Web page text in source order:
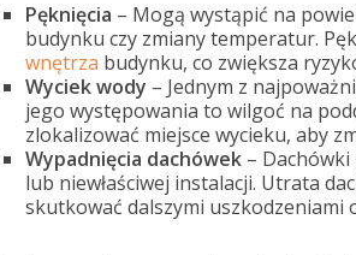
Pęknięcia – Mogą wystąpić na
budynku czy zmiany temperatur.
wnętrza budynku, co zwiększa
Wyciek wody – Jednym z
jego występowania to wilgoć na
zlokalizować miejsce wycieku, aby
Wypadnięcia dachówek –
lub niewłaściwej instalacji. Utrata
skutkować dalszymi uszkodzeniami